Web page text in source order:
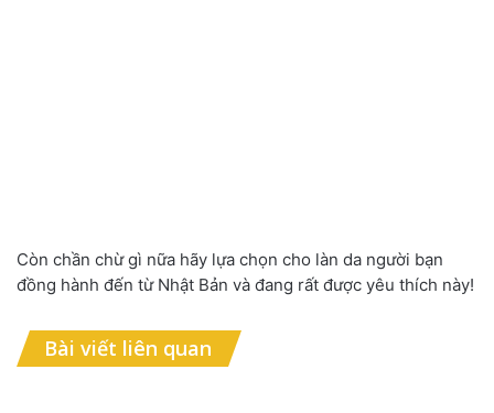
Còn chần chừ gì nữa hãy lựa chọn cho làn da người bạn
đồng hành đến từ Nhật Bản và đang rất được yêu thích này!
Bài viết liên quan